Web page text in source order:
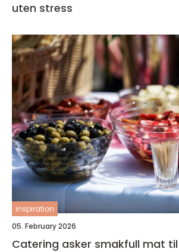
uten stress
inspiration
05. February 2026
Catering asker smakfull mat til små og store